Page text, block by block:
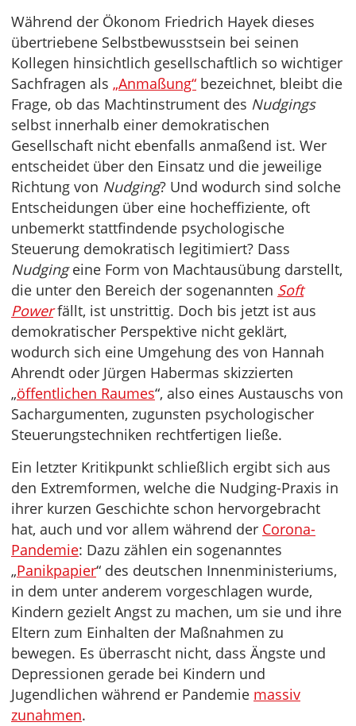
Während der Ökonom Friedrich Hayek dieses
übertriebene Selbstbewusstsein bei seinen
Kollegen hinsichtlich gesellschaftlich so wichtiger
Sachfragen als „Anmaßung“ bezeichnet, bleibt die
Frage, ob das Machtinstrument des Nudgings
selbst innerhalb einer demokratischen
Gesellschaft nicht ebenfalls anmaßend ist. Wer
entscheidet über den Einsatz und die jeweilige
Richtung von Nudging? Und wodurch sind solche
Entscheidungen über eine hocheffiziente, oft
unbemerkt stattfindende psychologische
Steuerung demokratisch legitimiert? Dass
Nudgingeine Form von Machtausübung darstellt,
die unter den Bereich der sogenannten Soft
Powerfällt, ist unstrittig. Doch bis jetzt ist aus
demokratischer Perspektive nicht geklärt,
wodurch sich eine Umgehung des von Hannah
Ahrendt oder Jürgen Habermas skizzierten
„öffentlichen Raumes“, also eines Austauschs von
Sachargumenten, zugunsten psychologischer
Steuerungstechniken rechtfertigen ließe.
Ein letzter Kritikpunkt schließlich ergibt sich aus
den Extremformen, welche die Nudging-Praxis in
ihrer kurzen Geschichte schon hervorgebracht
hat, auch und vor allem während der Corona-
Pandemie: Dazu zählen ein sogenanntes
„Panikpapier“ des deutschen Innenministeriums,
in dem unter anderem vorgeschlagen wurde,
Kindern gezielt Angst zu machen, um sie und ihre
Eltern zum Einhalten der Maßnahmen zu
bewegen. Es überrascht nicht, dass Ängste und
Depressionen gerade bei Kindern und
Jugendlichen während er Pandemie massiv
zunahmen.